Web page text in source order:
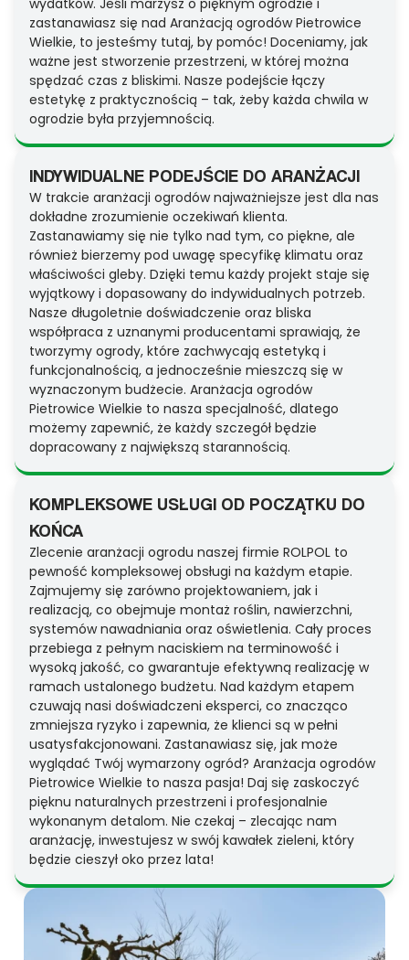
wydatków. Jeśli marzysz o pięknym ogrodzie i
zastanawiasz się nad Aranżacją ogrodów Pietrowice
Wielkie, to jesteśmy tutaj, by pomóc! Doceniamy, jak
ważne jest stworzenie przestrzeni, w której można
spędzać czas z bliskimi. Nasze podejście łączy
estetykę z praktycznością – tak, żeby każda chwila w
ogrodzie była przyjemnością.
INDYWIDUALNE PODEJŚCIE DO ARANŻACJI
W trakcie aranżacji ogrodów najważniejsze jest dla nas
dokładne zrozumienie oczekiwań klienta.
Zastanawiamy się nie tylko nad tym, co piękne, ale
również bierzemy pod uwagę specyfikę klimatu oraz
właściwości gleby. Dzięki temu każdy projekt staje się
wyjątkowy i dopasowany do indywidualnych potrzeb.
Nasze długoletnie doświadczenie oraz bliska
współpraca z uznanymi producentami sprawiają, że
tworzymy ogrody, które zachwycają estetyką i
funkcjonalnością, a jednocześnie mieszczą się w
wyznaczonym budżecie. Aranżacja ogrodów
Pietrowice Wielkie to nasza specjalność, dlatego
możemy zapewnić, że każdy szczegół będzie
dopracowany z największą starannością.
KOMPLEKSOWE USŁUGI OD POCZĄTKU DO
KOŃCA
Zlecenie aranżacji ogrodu naszej firmie ROLPOL to
pewność kompleksowej obsługi na każdym etapie.
Zajmujemy się zarówno projektowaniem, jak i
realizacją, co obejmuje montaż roślin, nawierzchni,
systemów nawadniania oraz oświetlenia. Cały proces
przebiega z pełnym naciskiem na terminowość i
wysoką jakość, co gwarantuje efektywną realizację w
ramach ustalonego budżetu. Nad każdym etapem
czuwają nasi doświadczeni eksperci, co znacząco
zmniejsza ryzyko i zapewnia, że klienci są w pełni
usatysfakcjonowani. Zastanawiasz się, jak może
wyglądać Twój wymarzony ogród? Aranżacja ogrodów
Pietrowice Wielkie to nasza pasja! Daj się zaskoczyć
pięknu naturalnych przestrzeni i profesjonalnie
wykonanym detalom. Nie czekaj – zlecając nam
aranżację, inwestujesz w swój kawałek zieleni, który
będzie cieszył oko przez lata!